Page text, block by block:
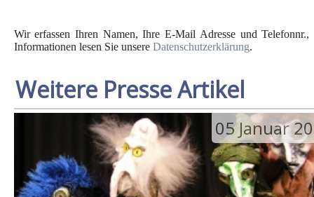
Wir erfassen Ihren Namen, Ihre E-Mail Adresse und
Informationen lesen Sie unsere Datenschutzerklärung.
Weitere Presse Artikel
05 Januar